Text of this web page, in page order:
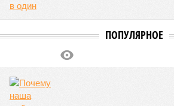
ПОПУЛЯРНОЕ